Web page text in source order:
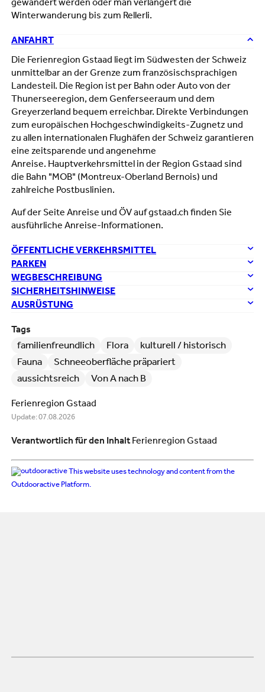
Tags
familienfreundlich Flora
kulturell / historisch
Fauna
Schneeoberfläche präpariert
aussichtsreich
Von A nach B
Ferienregion Gstaad
Update: 07.08.2026
Verantwortlich für den Inhalt Ferienregion Gstaad
This website uses technology and content from the
Outdooractive Platform.
gewandert werden oder man verlängert die
Winterwanderung bis zum Rellerli.
ANFAHRT
Die Ferienregion Gstaad liegt im Südwesten der Schweiz
unmittelbar an der Grenze zum französischsprachigen
Landesteil. Die Region ist per Bahn oder Auto von der
Thunerseeregion, dem Genferseeraum und dem
Greyerzerland bequem erreichbar. Direkte Verbindungen
zum europäischen Hochgeschwindigkeits-Zugnetz und
zu allen internationalen Flughäfen der Schweiz garantieren
eine zeitsparende und angenehme
Anreise. Hauptverkehrsmittel in der Region Gstaad sind
die Bahn "MOB" (Montreux-Oberland Bernois) und
zahlreiche Postbuslinien.
Auf der Seite Anreise und ÖV auf gstaad.ch finden Sie
ausführliche Anreise-Informationen.
ÖFFENTLICHE VERKEHRSMITTEL
PARKEN
WEGBESCHREIBUNG
SICHERHEITSHINWEISE
AUSRÜSTUNG